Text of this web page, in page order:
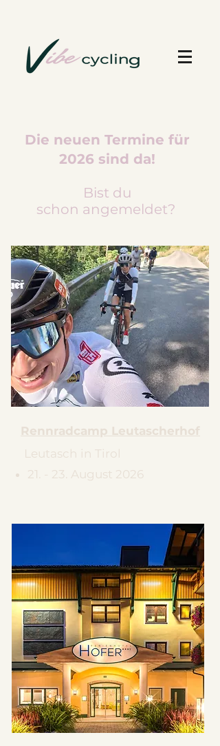
Die neuen Termine für
2026 sind da!
Bist du
schon angemeldet?
21. - 23. August 2026
Leutasch in Tirol
Rennradcamp Leutascherhof